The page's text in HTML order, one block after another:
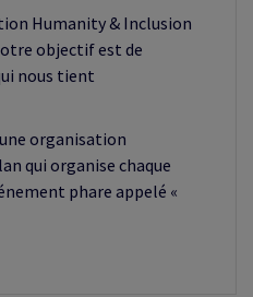
Humanity & Inclusion
objectif est de
nous tient
organisation
qui organise chaque
phare appelé «